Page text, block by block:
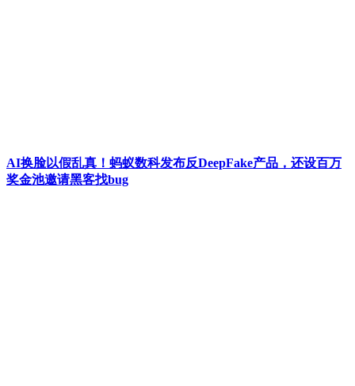
AI换脸以假乱真！蚂蚁数科发布反DeepFake产品，还设百万
奖金池邀请黑客找bug